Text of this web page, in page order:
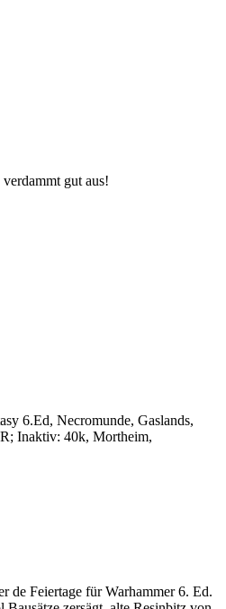
gut aus!
6.Ed, Necromunde, Gaslands,
Inaktiv: 40k, Mortheim,
de Feiertage für Warhammer 6. Ed.